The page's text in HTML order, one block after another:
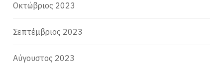
Οκτώβριος 2023
Σεπτέμβριος 2023
Αύγουστος 2023